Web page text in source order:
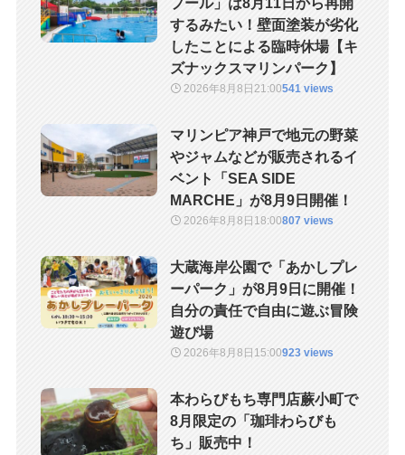
するみたい！壁面塗装が劣化
したことによる臨時休場【キ
ズナックスマリンパーク】
2026年8月8日21:00541 views
マリンピア神戸で地元の野菜
やジャムなどが販売されるイ
ベント「SEA SIDE
MARCHE」が8月9日開催！
2026年8月8日 18:00807 views
大蔵海岸公園で「あかしプレ
ーパーク」が8月9日に開催！
自分の責任で自由に遊ぶ冒険
遊び場
2026年8月8日 15:00923 views
本わらびもち専門店蕨小町で
8月限定の「珈琲わらびも
ち」販売中！